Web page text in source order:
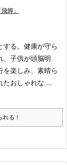
脚」
する。健康が守ら
、子供が頭脳明
を楽しみ、素晴ら
たおしゃれな ...
る！